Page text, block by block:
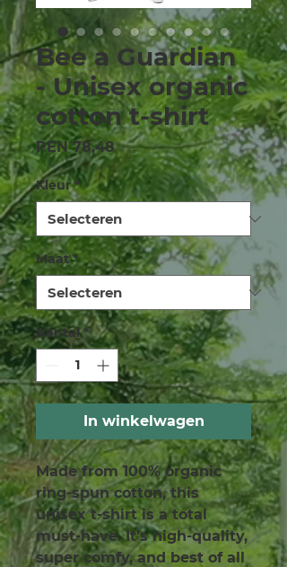
Bee a Guardian
- Unisex organic
cotton t-shirt
PEN 78,48Prijs
Kleur *
Maat *
Aantal *
In winkelwagen
Made from 100% organic
ring-spun cotton, this
unisex t-shirt is a total
must-have. It's high-quality,
super comfy, and best of all